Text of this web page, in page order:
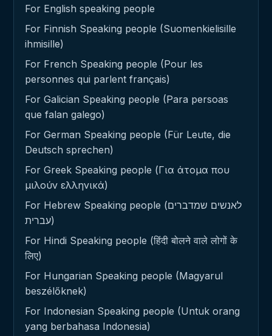
For English speaking people
For Finnish Speaking people (Suomenkielisille
ihmisille)
For French Speaking people (Pour les
personnes qui parlent français)
For Galician Speaking people (Para persoas
que falan galego)
For German Speaking people (Für Leute, die
Deutsch sprechen)
For Greek Speaking people (Για άτομα που
μιλούν ελληνικά)
For Hebrew Speaking people (לאנשים שמדברים
עברית)
For Hindi Speaking people (हिंदी बोलने वाले लोगों के
लिए)
For Hungarian Speaking people (Magyarul
beszélőknek)
For Indonesian Speaking people (Untuk orang
yang berbahasa Indonesia)